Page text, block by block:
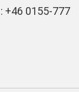
+46 0155-777